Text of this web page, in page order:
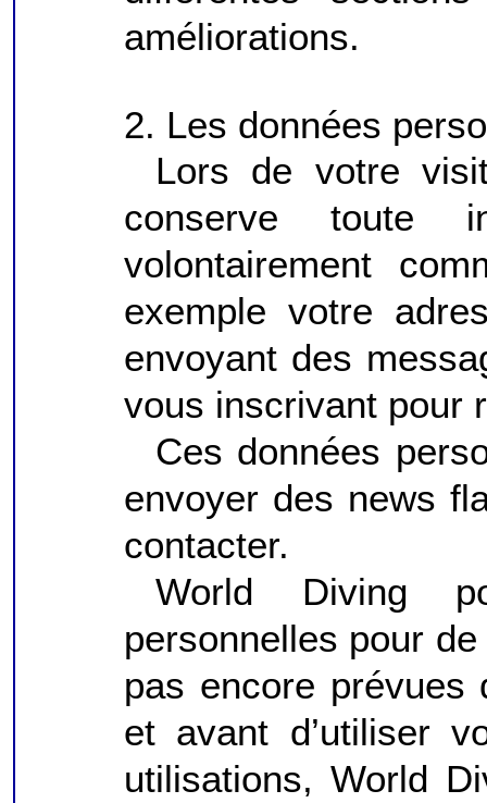
améliorations.
2. Les données
Lors de votre
conserve toute
volontairement
exemple votre
envoyant des
vous inscrivant pour
Ces données
envoyer des news
contacter.
World Diving
personnelles pour
pas encore
et avant d’utiliser
utilisations, World